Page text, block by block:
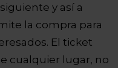
y así a
la compra para
El ticket
cualquier lugar, no